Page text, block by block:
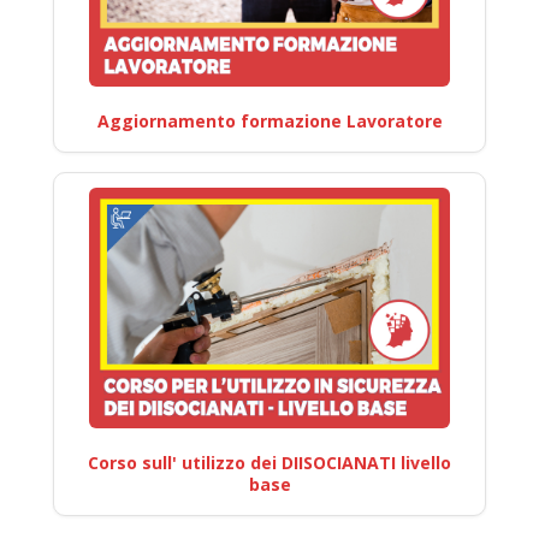
Aggiornamento formazione Lavoratore
Corso sull' utilizzo dei DIISOCIANATI livello
base